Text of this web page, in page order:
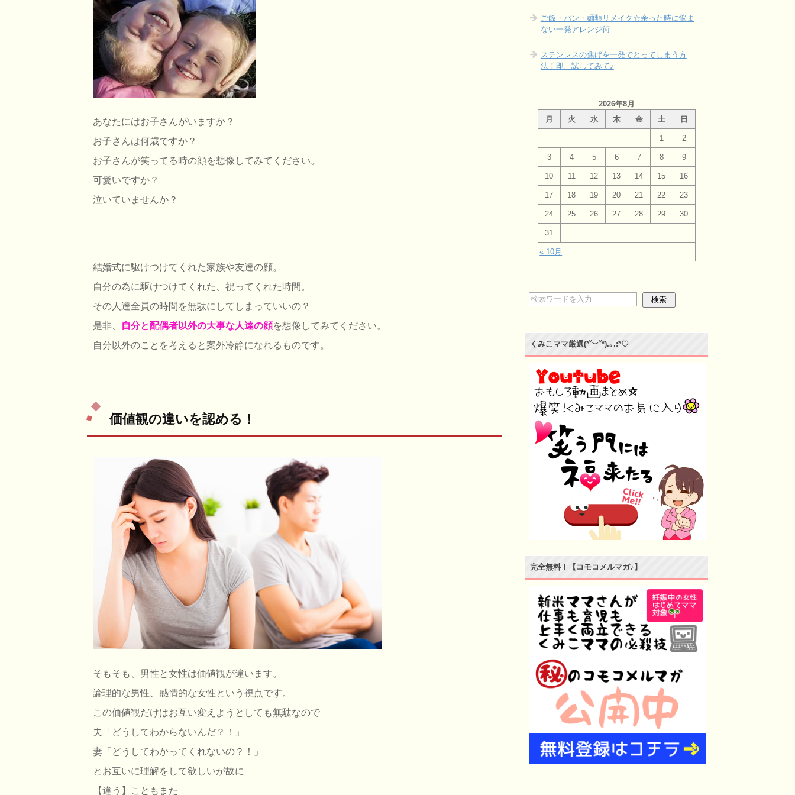
あなたにはお子さんがいますか？
お子さんは何歳ですか？
お子さんが笑ってる時の顔を想像してみてください。
可愛いですか？
泣いていませんか？
結婚式に駆けつけてくれた家族や友達の顔。
自分の為に駆けつけてくれた、祝ってくれた時間。
その人達全員の時間を無駄にしてしまっていいの？
是非、
自分と配偶者以外の大事な人達の顔を想像してみてください。
自分以外のことを考えると案外冷静になれるものです。
価値観の違いを認める！
そもそも、男性と女性は価値観が違います。
論理的な男性、感情的な女性という視点です。
この価値観だけはお互い変えようとしても無駄なので
夫「どうしてわからないんだ？！」
妻「どうしてわかってくれないの？！」
とお互いに理解をして欲しいが故に
【違う】こともまた
ご飯・パン・麺類リメイク☆余った時に悩ま
ない一発アレンジ術
ステンレスの焦げを一発でとってしまう方
法！即、試してみて♪
2026年8月
月
火 水 木 金 土 日
« 10月
1 2
3 4 5 6 7 8 9
10 11 12 13 14 15 16
17 18 19 20 21 22 23
24 25 26 27 28 29 30
31
くみこママ厳選(*˘︶˘*).｡.:*♡
完全無料！【コモコメルマガ♪】